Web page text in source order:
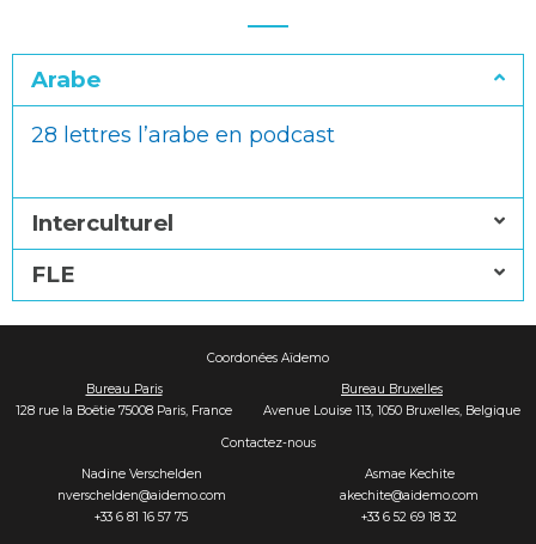
Arabe
28 lettres l’arabe en podcast
Interculturel
FLE
Coordonées Aïdemo
Bureau Paris
128 rue la Boëtie 75008 Paris, France
Bureau Bruxelles
Avenue Louise 113, 1050 Bruxelles, Belgique
Contactez-nous
Nadine Verschelden
nverschelden@aidemo.com
+33 6 81 16 57 75
Asmae Kechite
akechite@aidemo.com
+33 6 52 69 18 32